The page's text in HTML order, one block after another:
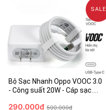
SALE
Bộ Sạc Nhanh Oppo VOOC 3.0
- Công suất 20W - Cáp sạc
290.000₫ 500.000₫